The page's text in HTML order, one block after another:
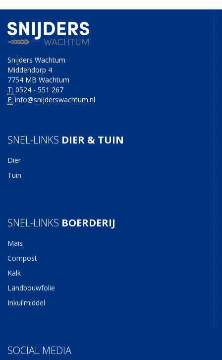
Snijders Wachtum
Middendorp 4
7754 MB Wachtum
T: 0524 - 551 267
E: info@snijderswachtum.nl
SNEL-LINKS DIER & TUIN
Dier
Tuin
SNEL-LINKS BOERDERIJ
Mais
Compost
Kalk
Landbouwfolie
Inkuilmiddel
SOCIAL MEDIA